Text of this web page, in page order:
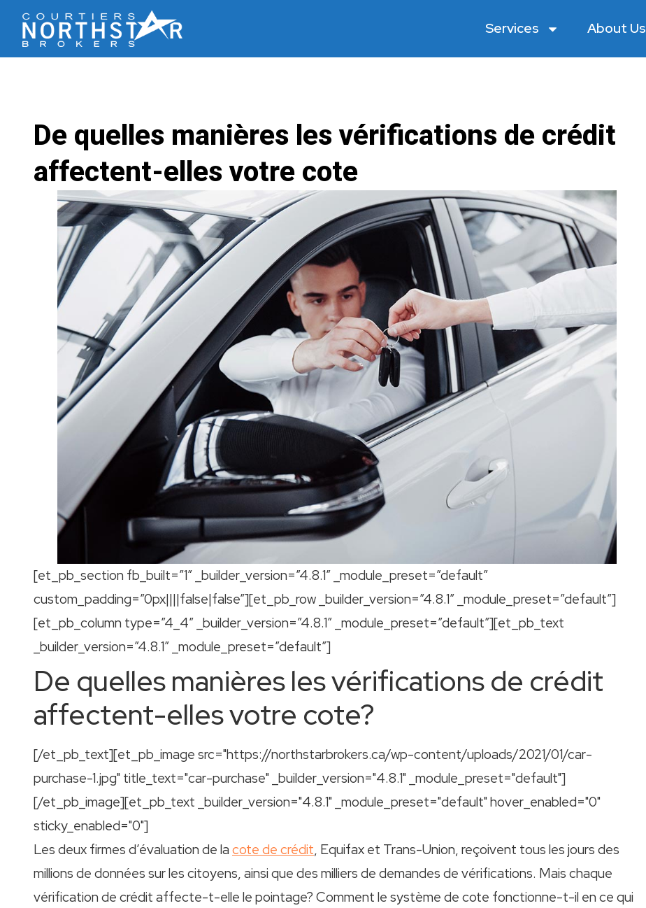
Services About Us
De quelles manières les vérifications de crédit
affectent-elles votre cote
[et_pb_section fb_built=”1″ _builder_version=”4.8.1″ _module_preset=”default”
custom_padding=”0px||||false|false”][et_pb_row _builder_version=”4.8.1″ _module_preset=”default”]
[et_pb_column type=”4_4″ _builder_version=”4.8.1″ _module_preset=”default”][et_pb_text
_builder_version=”4.8.1″ _module_preset=”default”]
De quelles manières les vérifications de crédit
affectent-elles votre cote?
[/et_pb_text][et_pb_image src="https://northstarbrokers.ca/wp-content/uploads/2021/01/car-
purchase-1.jpg" title_text="car-purchase" _builder_version="4.8.1" _module_preset="default"]
[/et_pb_image][et_pb_text _builder_version="4.8.1" _module_preset="default" hover_enabled="0"
sticky_enabled="0"]
Les deux firmes d’évaluation de la cote de crédit, Equifax et Trans-Union, reçoivent tous les jours des
millions de données sur les citoyens, ainsi que des milliers de demandes de vérifications. Mais chaque
vérification de crédit affecte-t-elle le pointage? Comment le système de cote fonctionne-t-il en ce qui